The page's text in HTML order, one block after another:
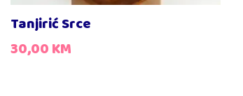
Tanjirić Srce
30,00KM